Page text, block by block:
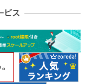
ビス